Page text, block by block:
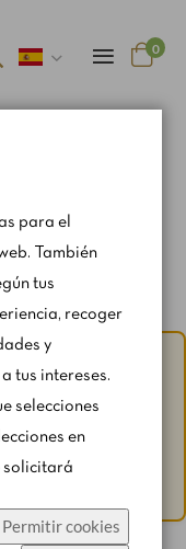
0
con motivo del
los horarios
a
para el
También
tus
recoger
y
tus intereses.
selecciones
en
solicitará
aceptar las
Permitir cookies